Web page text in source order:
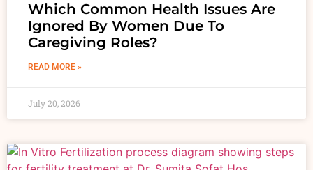
Which Common Health Issues Are
Ignored By Women Due To
Caregiving Roles?
READ MORE »
July 20, 2026